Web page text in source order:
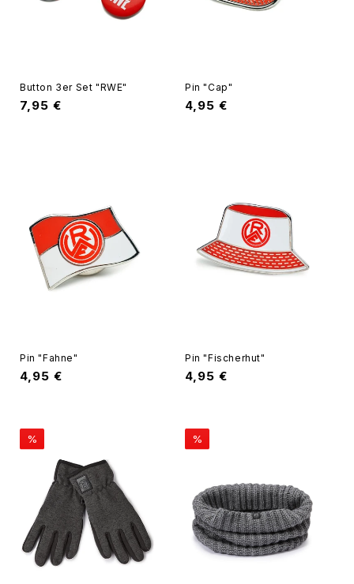
Button 3er Set "RWE"
Normaler
7,95 €
Pin "Cap"
Normaler
4,95 €
Pin "Fahne"
Normaler
4,95 €
Pin "Fischerhut"
Normaler
4,95 €
% %